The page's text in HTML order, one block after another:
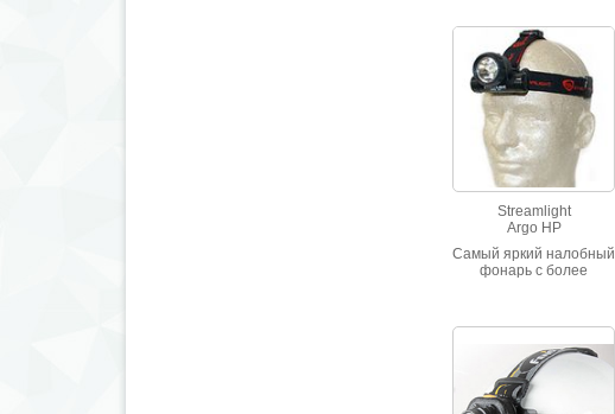
Streamlight
Argo HP
Самый яркий налобный
фонарь с более